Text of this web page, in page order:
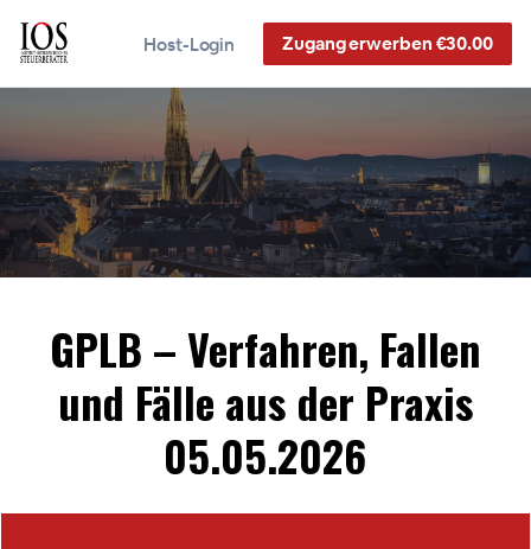
Host-Login Zugang erwerben €30.00
GPLB – Verfahren, Fallen
und Fälle aus der Praxis
05.05.2026